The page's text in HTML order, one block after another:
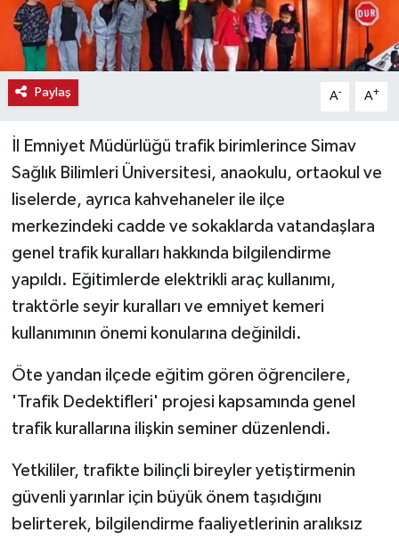
Paylaş A- A+
İl Emniyet Müdürlüğü trafik birimlerince Simav
Sağlık Bilimleri Üniversitesi, anaokulu, ortaokul ve
liselerde, ayrıca kahvehaneler ile ilçe
merkezindeki cadde ve sokaklarda vatandaşlara
genel trafik kuralları hakkında bilgilendirme
yapıldı. Eğitimlerde elektrikli araç kullanımı,
traktörle seyir kuralları ve emniyet kemeri
kullanımının önemi konularına değinildi.
Öte yandan ilçede eğitim gören öğrencilere,
'Trafik Dedektifleri' projesi kapsamında genel
trafik kurallarına ilişkin seminer düzenlendi.
Yetkililer, trafikte bilinçli bireyler yetiştirmenin
güvenli yarınlar için büyük önem taşıdığını
belirterek, bilgilendirme faaliyetlerinin aralıksız
Magazin
Resmi İlanlar
Seri İlan
Siyaset
Spor
Vasıta
Vefat Haberleri
Yaşam